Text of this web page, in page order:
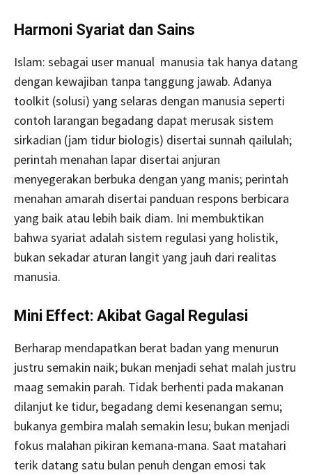
Harmoni Syariat dan Sains
Islam: sebagai user manual manusia tak hanya datang
dengan kewajiban tanpa tanggung jawab. Adanya
toolkit (solusi) yang selaras dengan manusia seperti
contoh larangan begadang dapat merusak sistem
sirkadian (jam tidur biologis) disertai sunnah qailulah;
perintah menahan lapar disertai anjuran
menyegerakan berbuka dengan yang manis; perintah
menahan amarah disertai panduan respons berbicara
yang baik atau lebih baik diam. Ini membuktikan
bahwa syariat adalah sistem regulasi yang holistik,
bukan sekadar aturan langit yang jauh dari realitas
manusia.
Mini Effect: Akibat Gagal Regulasi
Berharap mendapatkan berat badan yang menurun
justru semakin naik; bukan menjadi sehat malah justru
maag semakin parah. Tidak berhenti pada makanan
dilanjut ke tidur, begadang demi kesenangan semu;
bukanya gembira malah semakin lesu; bukan menjadi
fokus malahan pikiran kemana-mana. Saat matahari
terik datang satu bulan penuh dengan emosi tak